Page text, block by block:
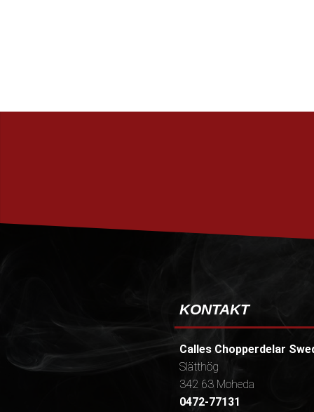
KONTAKT
Calles Chopperdelar
Slätthög
342 63 Moheda
0472-77131